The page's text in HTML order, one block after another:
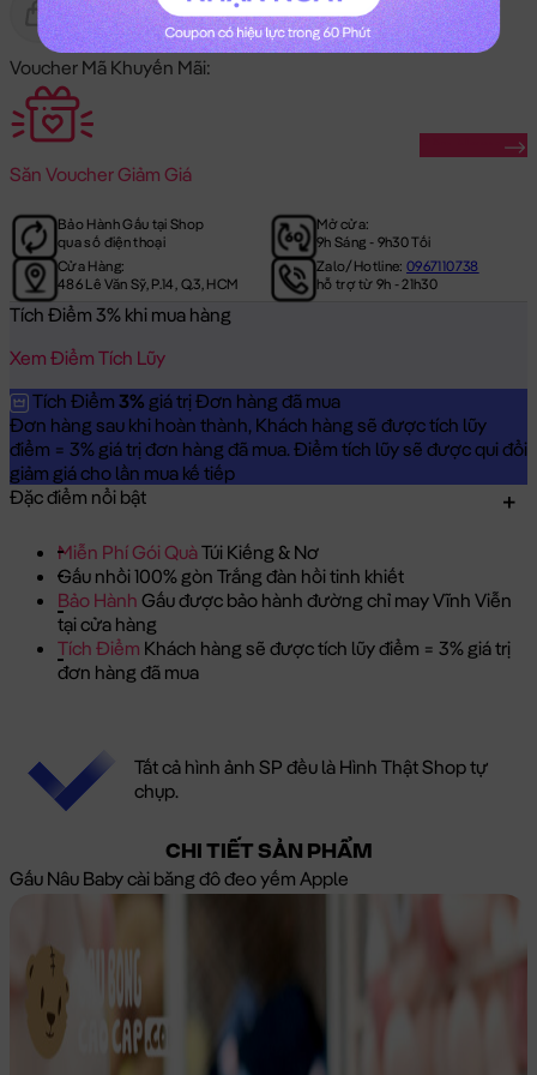
Gửi Tặng Hết Hàng
Voucher Mã Khuyến Mãi:
Săn Voucher Giảm Giá
Bảo Hành Gấu tại Shop
qua số điện thoại
Mở cửa:
9h Sáng - 9h30 Tối
Cửa Hàng:
486 Lê Văn Sỹ, P.14, Q.3, HCM
Zalo/Hotline:0967110738
hỗ trợ từ 9h - 21h30
Tích Điểm 3% khi mua hàng
Xem Điểm Tích Lũy
Tích Điểm 3% giá trị Đơn hàng đã mua
Đơn hàng sau khi hoàn thành, Khách hàng sẽ được tích lũy
điểm = 3% giá trị đơn hàng đã mua. Điểm tích lũy sẽ được qui đổi
giảm giá cho lần mua kế tiếp
Đặc điểm nổi bật
Miễn Phí Gói QuàTúi Kiếng & Nơ
Gấu nhồi 100% gòn Trắng đàn hồi tinh khiết
Bảo Hành Gấu được bảo hành đường chỉ may Vĩnh Viễn
tại cửa hàng
Tích Điểm Khách hàng sẽ được tích lũy điểm = 3% giá trị
đơn hàng đã mua
Tất cả hình ảnh SP đều là Hình Thật Shop tự
chụp.
CHI TIẾT SẢN PHẨM
Gấu Nâu Baby cài băng đô đeo yếm Apple